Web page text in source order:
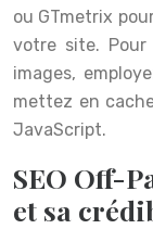
ou GTmetrix
votre site. Pour
images,
mettez en
JavaScript.
SEO Off-
et sa